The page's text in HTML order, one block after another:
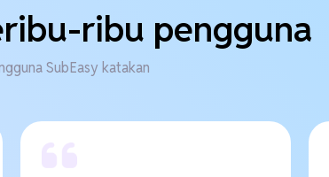
ribu pengguna
SubEasy katakan